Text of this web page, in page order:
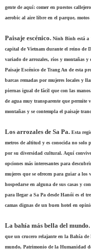
gente de aquí: comer en puestos
aerobic al aire libre en el parque, motos
Paisaje escénico. Ninh Binh está a
capital de Vietnam durante el reino de
variado de arrozales, ríos y montañas
Paisaje Escénico de Trang An de esta
barcas remadas por mujeres locales y
piernas igual de fácil que con las
de agua muy transparente que permite
montañas y se contempla el paisaje
Los arrozales de Sa Pa. Esta
metros de altitud y es conocida no solo
por su diversidad cultural. Aquí
opciones más interesantes para
mujeres que se ofrecen para guiar a los
hospedarse en alguna de sus casas y
para llegar a Sa Pa desde Hanói es el
camas dignas de un buen hotel en
La bahía más bella del mundo.
que un crucero relajante en la Bahía
mundo, Patrimonio de la Humanidad